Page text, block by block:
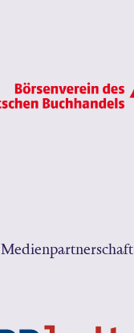
Medienpartnerschaft